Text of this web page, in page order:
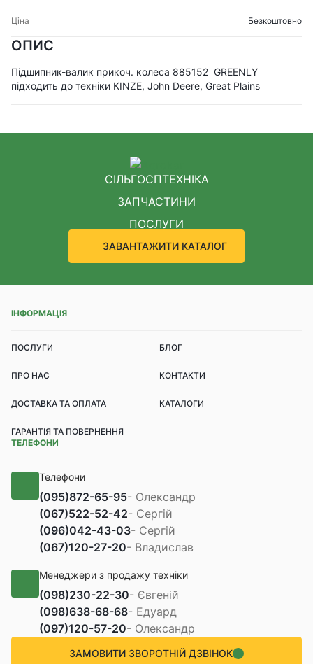
ОПИС
Підшипник-валик прикоч. колеса 885152 GREENLY
підходить до техніки KINZE, John Deere, Great Plains
Безкоштовно
СІЛЬГОСПТЕХНІКА
ЗАПЧАСТИНИ
ПОСЛУГИ
ЗАВАНТАЖИТИ КАТАЛОГ
ІНФОРМАЦІЯ
ПОСЛУГИ БЛОГ
ПРО НАС КОНТАКТИ
ДОСТАВКА ТА ОПЛАТА КАТАЛОГИ
ГАРАНТІЯ ТА ПОВЕРНЕННЯ
ТЕЛЕФОНИ
Телефони
(095)872-65-95- Олександр
(067)522-52-42- Сергій
(096)042-43-03- Сергій
(067)120-27-20- Владислав
Менеджери з продажу техніки
(098)230-22-30- Євгеній
(098)638-68-68- Едуард
(097)120-57-20- Олександр
ЗАМОВИТИ ЗВОРОТНІЙ ДЗВІНОК